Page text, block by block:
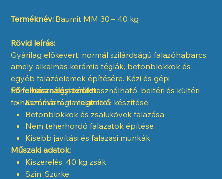
Terméknév: Baumit MM 30 – 40 kg
Rövid leírás:
Gyárilag előkevert, normál szilárdságú falazóhabarcs,
amely alkalmas kerámia téglák, betonblokkok és
egyéb falazóelemek építésére. Kézi és gépi
felhordásra egyaránt használható, beltéri és kültéri
felhasználásra is megfelelő.
Fő felhasználási terület:
Kerámia tégla falazatok készítése
Betonblokkok és zsalukövek falazása
Nem teherhordó falazatok építése
Kisebb javítási és falazási munkák
Műszaki adatok:
Kiszerelés: 40 kg zsák
Szín: Szürke